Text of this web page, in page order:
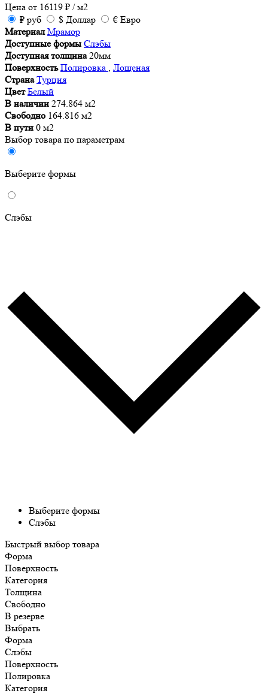
Цена от 16119 ₽ / м2
₽ руб $ Доллар € Евро
Материал Мрамор
Доступные формы Слэбы
Доступная толщина 20мм
Поверхность Полировка
Лощеная
Страна Турция
Цвет Белый
В наличии 274.864 м2
Свободно 164.816 м2
В пути 0 м2
Выбор товара по параметрам
Выберите формы
Слэбы
Выберите формы
Слэбы
Быстрый выбор товара
Форма
Поверхность
Категория
Толщина
Свободно
В резерве
Выбрать
Форма
Слэбы
Поверхность
Полировка
Категория